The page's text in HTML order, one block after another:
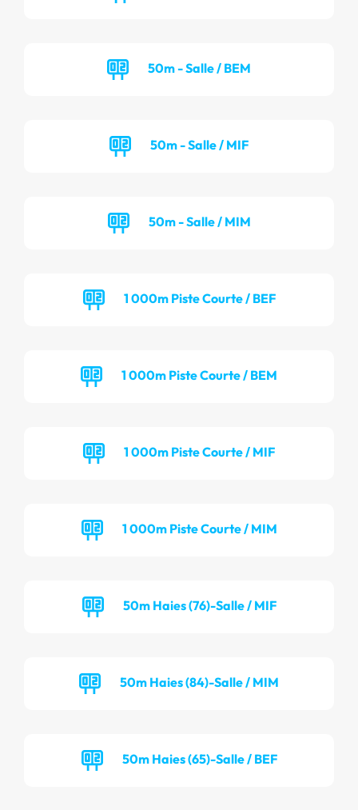
50m - Salle / BEM
50m - Salle / MIF
50m - Salle / MIM
1 000m Piste Courte / BEF
1 000m Piste Courte / BEM
1 000m Piste Courte / MIF
1 000m Piste Courte / MIM
50m Haies (76)-Salle / MIF
50m Haies (84)-Salle / MIM
50m Haies (65)-Salle / BEF